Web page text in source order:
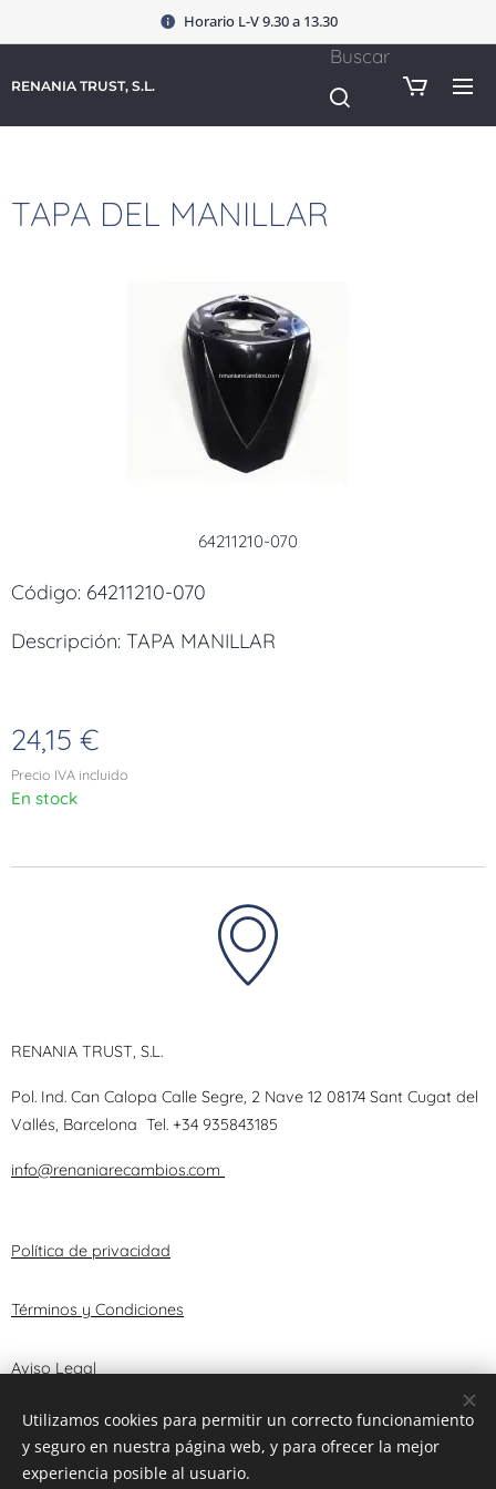
Horario L-V 9.30 a 13.30
RENANIA TRUST, S.L.
Buscar
TAPA DEL MANILLAR
64211210-070
Código: 64211210-070
Descripción: TAPA MANILLAR
24,15 €
Precio IVA incluido
En stock
RENANIA TRUST, S.L.
Pol. Ind. Can Calopa Calle Segre, 2 Nave 12 08174 Sant Cugat del
Vallés, Barcelona Tel. +34 935843185
info@renaniarecambios.com
Política de privacidad
Términos y Condiciones
Aviso Legal
© 2025 RENANIA TRUST, S.L. Cookies
Utilizamos cookies para permitir un correcto funcionamiento
y seguro en nuestra página web, y para ofrecer la mejor
experiencia posible al usuario.